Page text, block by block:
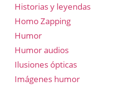
Historias y leyendas
Homo Zapping
Humor
Humor audios
Ilusiones ópticas
Imágenes humor